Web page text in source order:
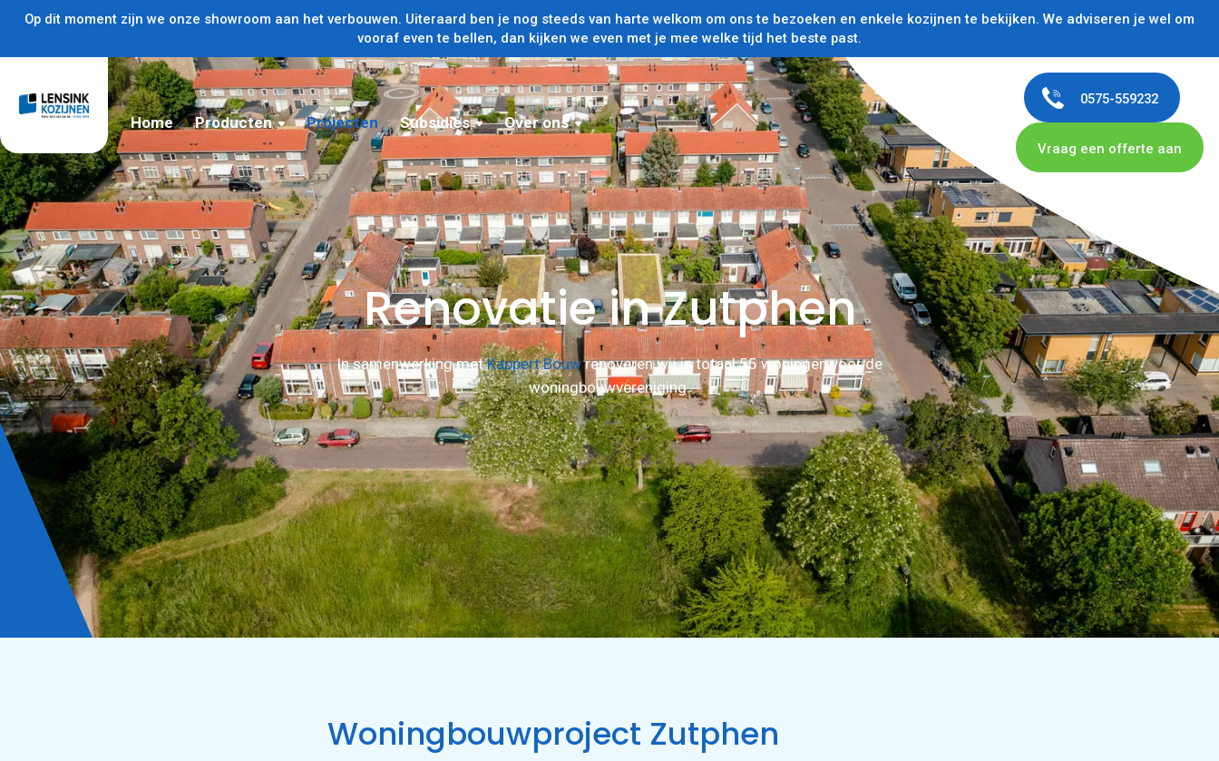
Op dit moment zijn we onze showroom aan het verbouwen. Uiteraard ben je nog steeds van harte welkom om ons te bezoeken en enkele kozijnen te bekijken. We adviseren je wel om
vooraf even te bellen, dan kijken we even met je mee welke tijd het beste past.
Home Producten Projecten Subsidies Over ons
0575-559232
Vraag een offerte aan
Renovatie in Zutphen
In samenwerking metKappert Bouwrenoveren wij in totaal 55 woningen voor de
woningbouwvereniging.
Woningbouwproject Zutphen